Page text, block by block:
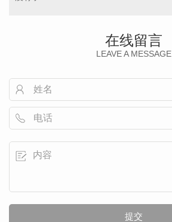
在线留言
LEAVE A MESSAGE